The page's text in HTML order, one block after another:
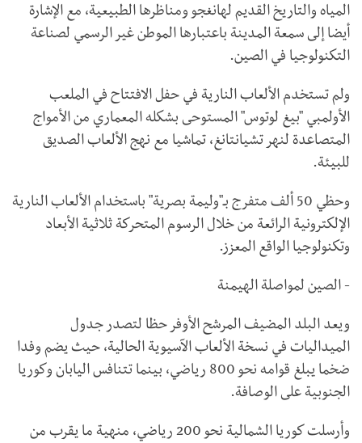
المياه والتاريخ القديم لهانغجو ومناظرها الطبيعية، مع الإشارة
أيضا إلى سمعة المدينة باعتبارها الموطن غير الرسمي لصناعة
التكنولوجيا في الصين.
ولم تستخدم الألعاب النارية في حفل الافتتاح في الملعب
الأولمبي "بيغ لوتوس" المستوحى بشكله المعماري من الأمواج
المتصاعدة لنهر تشيانتانغ، تماشيا مع نهج الألعاب الصديق
للبيئة.
وحظي 50 ألف متفرج بـ"وليمة بصرية" باستخدام الألعاب النارية
الإلكترونية الرائعة من خلال الرسوم المتحركة ثلاثية الأبعاد
وتكنولوجيا الواقع المعزز.
- الصين لمواصلة الهيمنة
ويعد البلد المضيف المرشح الأوفر حظا لتصدر جدول
الميداليات في نسخة الألعاب الآسيوية الحالية، حيث يضم وفدا
ضخما يبلغ قوامه نحو 800 رياضي، بينما تتنافس اليابان وكوريا
الجنوبية على الوصافة.
وأرسلت كوريا الشمالية نحو 200 رياضي، منهية ما يقرب من